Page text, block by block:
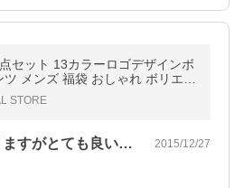
セット 13カラーロゴデザインボ
メンズ 福袋 おしゃれ ボリエス
便1限定送料無料/代引き不可
STORE
二度目の購入となりますがとても良い商品… 2015/12/27